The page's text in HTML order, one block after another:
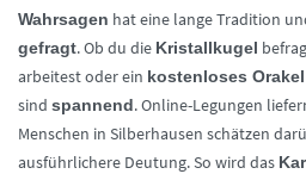
Wahrsagen hat eine lange Tradition
gefragt. Ob du die Kristallkugel
arbeitest oder ein kostenloses Orakel
sind spannend. Online-Legungen
Menschen in Silberhausen schätzen
ausführlichere Deutung. So wird das